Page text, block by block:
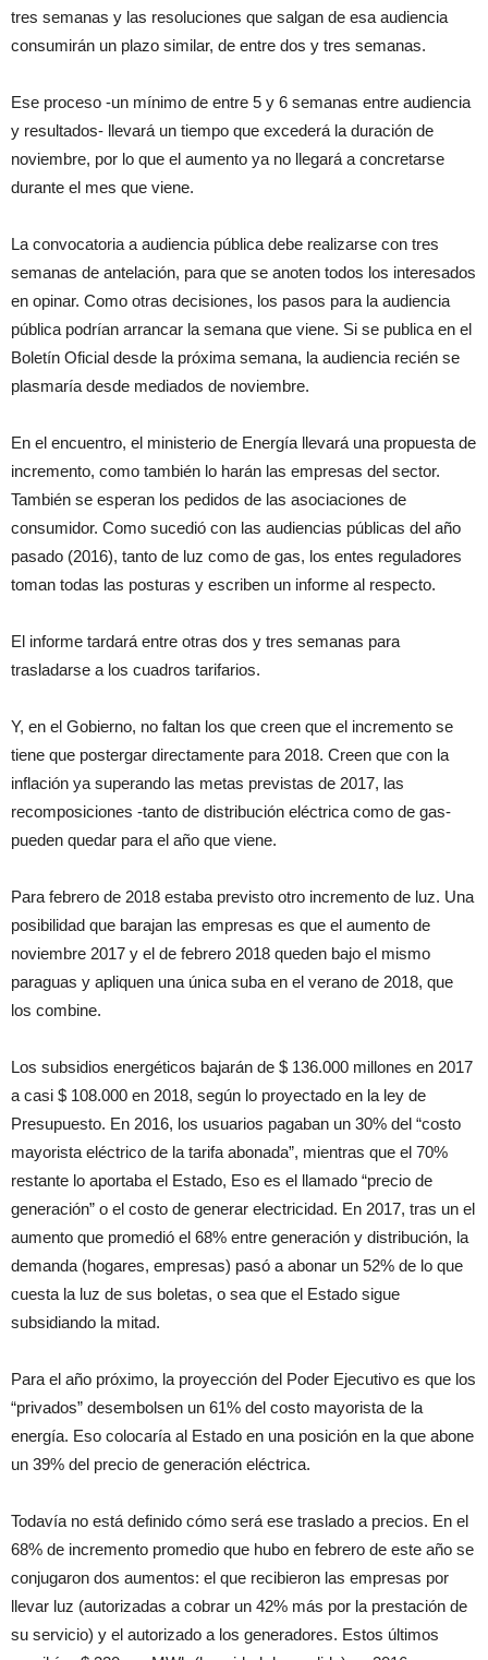
tres semanas y las resoluciones que salgan de esa audiencia
consumirán un plazo similar, de entre dos y tres semanas.
Ese proceso -un mínimo de entre 5 y 6 semanas entre audiencia
y resultados- llevará un tiempo que excederá la duración de
noviembre, por lo que el aumento ya no llegará a concretarse
durante el mes que viene.
La convocatoria a audiencia pública debe realizarse con tres
semanas de antelación, para que se anoten todos los interesados
en opinar. Como otras decisiones, los pasos para la audiencia
pública podrían arrancar la semana que viene. Si se publica en el
Boletín Oficial desde la próxima semana, la audiencia recién se
plasmaría desde mediados de noviembre.
En el encuentro, el ministerio de Energía llevará una propuesta de
incremento, como también lo harán las empresas del sector.
También se esperan los pedidos de las asociaciones de
consumidor. Como sucedió con las audiencias públicas del año
pasado (2016), tanto de luz como de gas, los entes reguladores
toman todas las posturas y escriben un informe al respecto.
El informe tardará entre otras dos y tres semanas para
trasladarse a los cuadros tarifarios.
Y, en el Gobierno, no faltan los que creen que el incremento se
tiene que postergar directamente para 2018. Creen que con la
inflación ya superando las metas previstas de 2017, las
recomposiciones -tanto de distribución eléctrica como de gas-
pueden quedar para el año que viene.
Para febrero de 2018 estaba previsto otro incremento de luz. Una
posibilidad que barajan las empresas es que el aumento de
noviembre 2017 y el de febrero 2018 queden bajo el mismo
paraguas y apliquen una única suba en el verano de 2018, que
los combine.
Los subsidios energéticos bajarán de $ 136.000 millones en 2017
a casi $ 108.000 en 2018, según lo proyectado en la ley de
Presupuesto. En 2016, los usuarios pagaban un 30% del “costo
mayorista eléctrico de la tarifa abonada”, mientras que el 70%
restante lo aportaba el Estado, Eso es el llamado “precio de
generación” o el costo de generar electricidad. En 2017, tras un el
aumento que promedió el 68% entre generación y distribución, la
demanda (hogares, empresas) pasó a abonar un 52% de lo que
cuesta la luz de sus boletas, o sea que el Estado sigue
subsidiando la mitad.
Para el año próximo, la proyección del Poder Ejecutivo es que los
“privados” desembolsen un 61% del costo mayorista de la
energía. Eso colocaría al Estado en una posición en la que abone
un 39% del precio de generación eléctrica.
Todavía no está definido cómo será ese traslado a precios. En el
68% de incremento promedio que hubo en febrero de este año se
conjugaron dos aumentos: el que recibieron las empresas por
llevar luz (autorizadas a cobrar un 42% más por la prestación de
su servicio) y el autorizado a los generadores. Estos últimos